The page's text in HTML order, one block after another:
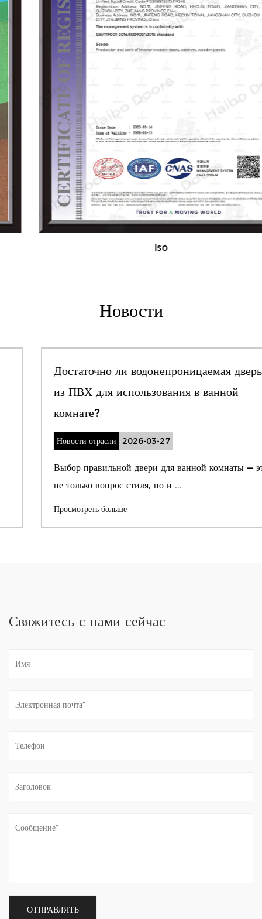
превосходными продуктами, современным управлением
и внимательным обслуживанием.
Наши продукты сертифицированы по стандартам ISO,
EU CE и Sabre, и мы предлагаем полную настройку на
основе потребностей клиентов. Мы приветствуем
глобальных партнеров и дистрибьюторов в
сотрудничестве с нами. Наша продукция экспортируется
на Ближний Восток, Европу, Юго -Восточную Азию,
Америку и за ее пределами.
Мы тепло приглашаем друзей и клиентов со всего мира,
чтобы посетить нашу фабрику, обсудить сотрудничество
Новости
Достаточно ли водонепроницаемая дверь
из ПВХ для использования в ванной
комнате?
Новости отрасли 2026-03-27
Выбор правильной двери для ванной комнаты — это
не только вопрос стиля, но и ...
Просмотреть больше
Свяжитесь с нами сейчас